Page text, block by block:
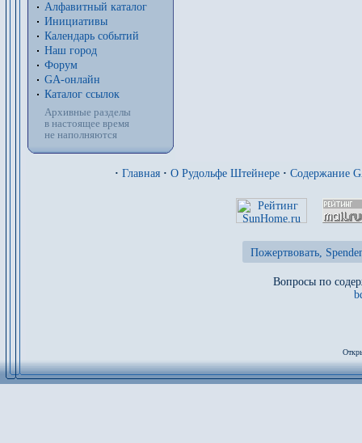
Алфавитный каталог
Инициативы
Календарь событий
Наш город
Форум
GA-онлайн
Каталог ссылок
Архивные разделы
в настоящее время
не наполняются
· Главная · О Рудольфе Штейнере · Содержание
Пожертвовать,
Вопросы по